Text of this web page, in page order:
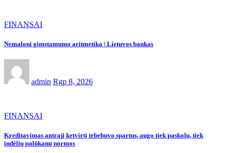
FINANSAI
Nemaloni gimstamumo aritmetika | Lietuvos bankas
admin Rgp 8, 2026
FINANSAI
Kreditavimas antrąjį ketvirtį tebebuvo spartus, augo tiek paskolų, tiek
indėlių palūkanų normos